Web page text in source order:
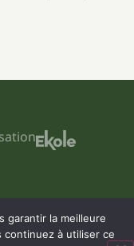
garantir la meilleure
à utiliser ce
de l’impact
+